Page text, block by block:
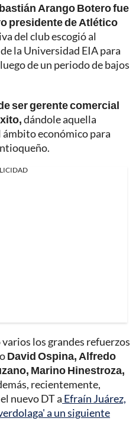
Arango Botero fue
presidente de Atlético
del club escogió al
la Universidad EIA para
de un periodo de bajos
ser gerente comercial
dándole aquella
ámbito económico para
los grandes refuerzos
David Ospina, Alfredo
Marino Hinestroza,
recientemente,
nuevo DT a Efraín Juárez,
a un siguiente